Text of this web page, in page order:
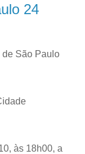
24
de São Paulo
às 18h00, a